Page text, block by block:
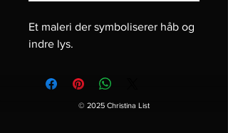
Et maleri der symboliserer håb og
indre lys.
© 2025 Christina List